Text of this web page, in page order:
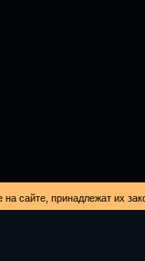
сайте, принадлежат их